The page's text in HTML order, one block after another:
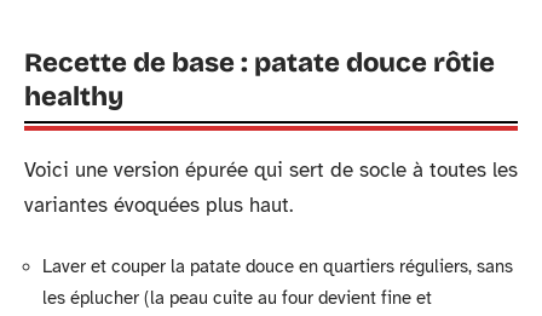
Recette de base : patate douce rôtie
healthy
Voici une version épurée qui sert de socle à toutes les
variantes évoquées plus haut.
Laver et couper la patate douce en quartiers réguliers, sans
les éplucher (la peau cuite au four devient fine et